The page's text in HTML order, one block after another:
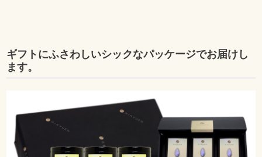
ギフトにふさわしいシックなパッケージでお届けし
ます。